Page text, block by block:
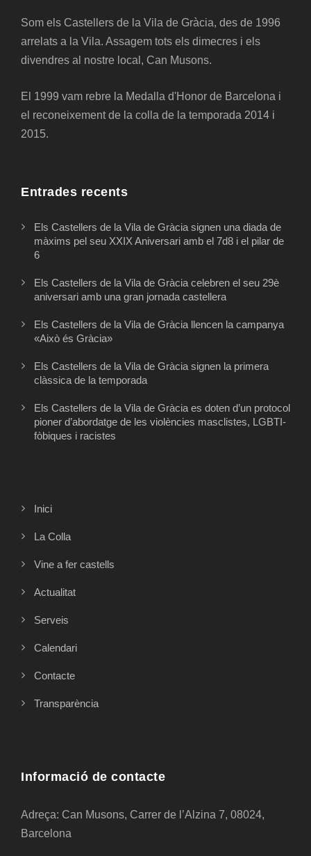
Som els Castellers de la Vila de Gràcia, des de 1996
arrelats a la Vila. Assagem tots els dimecres i els
divendres al nostre local, Can Musons.
El 1999 vam rebre la Medalla d'Honor de Barcelona i
el reconeixement de la colla de la temporada 2014 i
2015.
Entrades recents
Els Castellers de la Vila de Gràcia signen una diada de
màxims pel seu XXIX Aniversari amb el 7d8 i el pilar de
6
Els Castellers de la Vila de Gràcia celebren el seu 29è
aniversari amb una gran jornada castellera
Els Castellers de la Vila de Gràcia llencen la campanya
«Això és Gràcia»
Els Castellers de la Vila de Gràcia signen la primera
clàssica de la temporada
Els Castellers de la Vila de Gràcia es doten d’un protocol
pioner d’abordatge de les violències masclistes, LGBTI-
fòbiques i racistes
Inici
La Colla
Vine a fer castells
Actualitat
Serveis
Calendari
Contacte
Transparència
Informació de contacte
Adreça: Can Musons, Carrer de l’Alzina 7, 08024,
Barcelona